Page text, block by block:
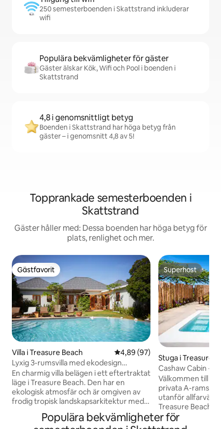
250 semesterboenden i Skattstrand inkluderar
wifi
Populära bekvämligheter för gäster
Gäster älskar Kök, Wifi och Pool i boenden i
Skattstrand
4,8 i genomsnittligt betyg
Boenden i Skattstrand har höga betyg från
gäster – i genomsnitt 4,8 av 5!
Topprankade semesterboenden i
Skattstrand
Gäster håller med: Dessa boenden har höga betyg för
plats, renlighet och mer.
Gästfavorit
Gästfavorit
Villa i Treasure Beach 4,89 av 5 i genomsnittligt
4,89 (97)
Lyxig 3-rumsvilla med ekodesign
Treasure Beach
En charmig villa belägen i ett eftertraktat
läge i Treasure Beach. Den har en
ekologisk atmosfär och är omgiven av
frodig tropisk landskapsarkitektur med
ett privat poolområde på baksidan och
en stor veranda på framsidan. Det ligger
Superhost
Superhost
Stuga i Treasure
Cashaw Cabin -
pool
Välkommen till
privata A-
utanför allfarväg
Treasure Beach.
med
badrum,
Populära bekvämligheter för